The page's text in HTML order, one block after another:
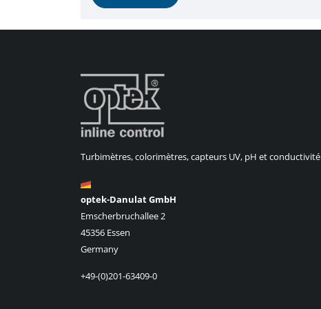
Turbimètres, colorimètres, capteurs UV, pH et conductivité
optek-Danulat GmbH
Emscherbruchallee 2
45356 Essen
Germany
+49-(0)201-63409-0